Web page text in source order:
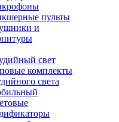
пульты
и
свет
комплекты
света